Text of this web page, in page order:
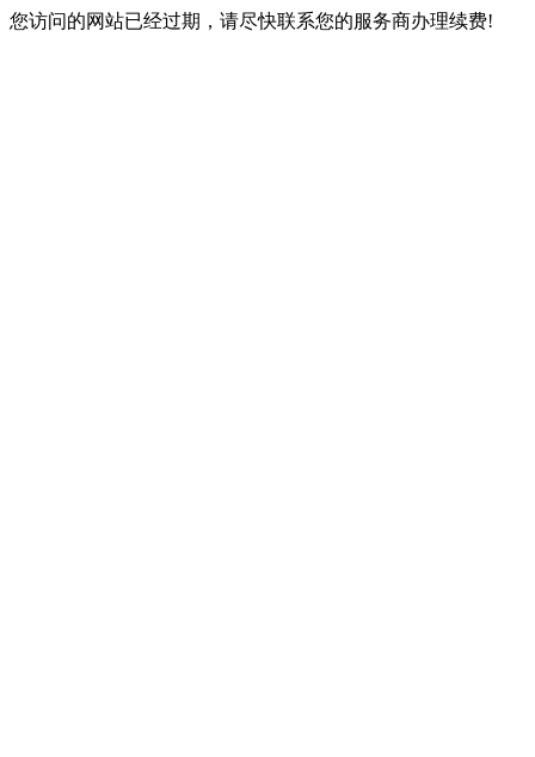
您访问的网站已经过期，请尽快联系您的服务商办理续费!